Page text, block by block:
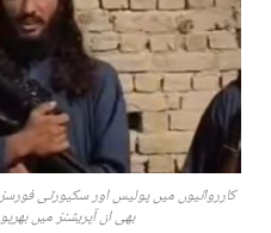
کارروائیوں میں پولیس اور سکیورٹی
بھی ان آپریشنز میں